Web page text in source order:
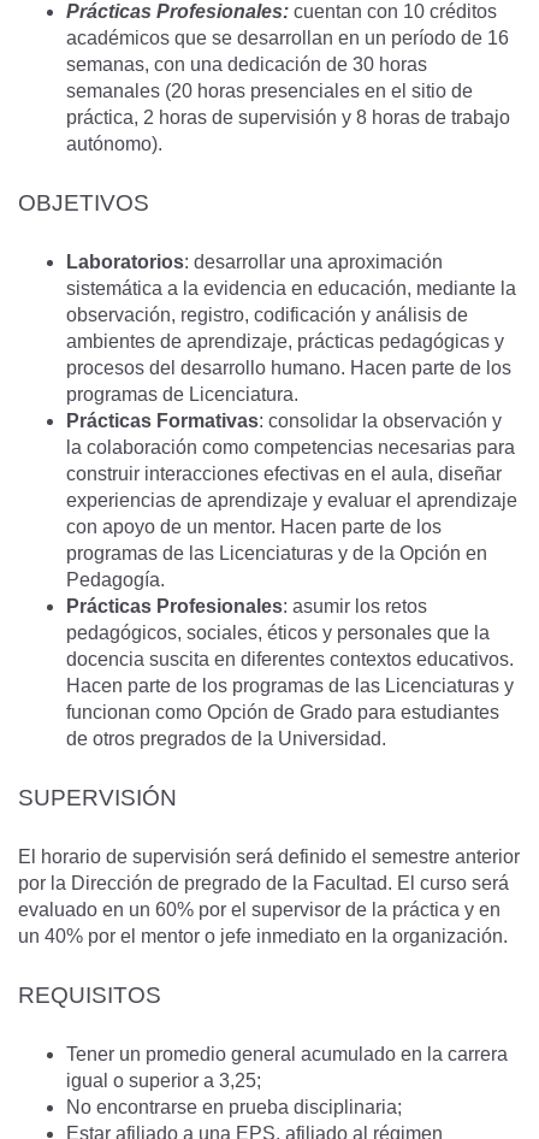
Prácticas Profesionales: cuentan con 10 créditos
académicos que se desarrollan en un período de 16
semanas, con una dedicación de 30 horas
semanales (20 horas presenciales en el sitio de
práctica, 2 horas de supervisión y 8 horas de trabajo
autónomo).
OBJETIVOS
Laboratorios: desarrollar una aproximación
sistemática a la evidencia en educación, mediante la
observación, registro, codificación y análisis de
ambientes de aprendizaje, prácticas pedagógicas y
procesos del desarrollo humano. Hacen parte de los
programas de Licenciatura.
Prácticas Formativas: consolidar la observación y
la colaboración como competencias necesarias para
construir interacciones efectivas en el aula, diseñar
experiencias de aprendizaje y evaluar el aprendizaje
con apoyo de un mentor. Hacen parte de los
programas de las Licenciaturas y de la Opción en
Pedagogía.
Prácticas Profesionales: asumir los retos
pedagógicos, sociales, éticos y personales que la
docencia suscita en diferentes contextos educativos.
Hacen parte de los programas de las Licenciaturas y
funcionan como Opción de Grado para estudiantes
de otros pregrados de la Universidad.
SUPERVISIÓN
El horario de supervisión será definido el semestre anterior
por la Dirección de pregrado de la Facultad. El curso será
evaluado en un 60% por el supervisor de la práctica y en
un 40% por el mentor o jefe inmediato en la organización.
REQUISITOS
Tener un promedio general acumulado en la carrera
igual o superior a 3,25;
No encontrarse en prueba disciplinaria;
Estar afiliado a una EPS, afiliado al régimen